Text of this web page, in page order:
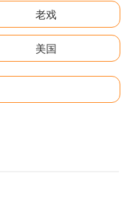
老戏
美国